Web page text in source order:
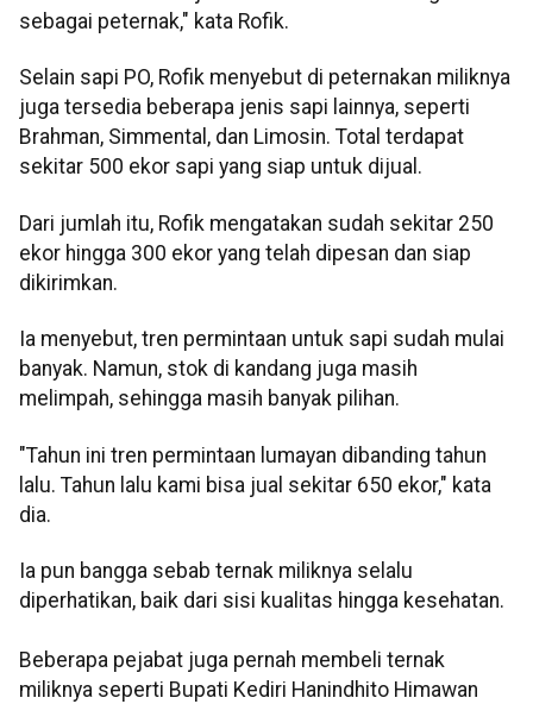
sebagai peternak," kata Rofik.
Selain sapi PO, Rofik menyebut di peternakan miliknya
juga tersedia beberapa jenis sapi lainnya, seperti
Brahman, Simmental, dan Limosin. Total terdapat
sekitar 500 ekor sapi yang siap untuk dijual.
Dari jumlah itu, Rofik mengatakan sudah sekitar 250
ekor hingga 300 ekor yang telah dipesan dan siap
dikirimkan.
Ia menyebut, tren permintaan untuk sapi sudah mulai
banyak. Namun, stok di kandang juga masih
melimpah, sehingga masih banyak pilihan.
"Tahun ini tren permintaan lumayan dibanding tahun
lalu. Tahun lalu kami bisa jual sekitar 650 ekor," kata
dia.
Ia pun bangga sebab ternak miliknya selalu
diperhatikan, baik dari sisi kualitas hingga kesehatan.
Beberapa pejabat juga pernah membeli ternak
miliknya seperti Bupati Kediri Hanindhito Himawan